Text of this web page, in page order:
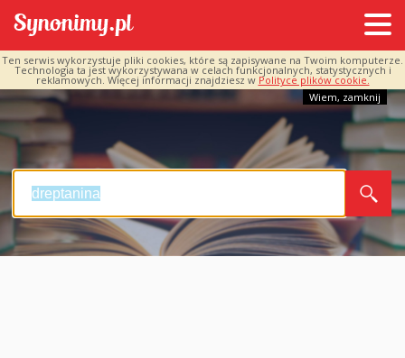
Ten serwis wykorzystuje pliki cookies, które są zapisywane na Twoim komputerze.
Technologia ta jest wykorzystywana w celach funkcjonalnych, statystycznych i
reklamowych. Więcej informacji znajdziesz w Polityce plików cookie.
Wiem, zamknij